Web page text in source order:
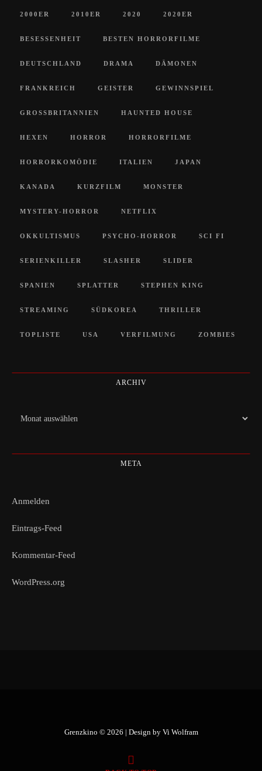
2000ER 2010ER 2020 2020ER
BESESSENHEIT BESTEN HORRORFILME
DEUTSCHLAND DRAMA DÄMONEN
FRANKREICH GEISTER GEWINNSPIEL
GROSSBRITANNIEN HAUNTED HOUSE
HEXEN HORROR HORRORFILME
HORRORKOMÖDIE ITALIEN JAPAN
KANADA KURZFILM MONSTER
MYSTERY-HORROR NETFLIX
OKKULTISMUS PSYCHO-HORROR SCI FI
SERIENKILLER SLASHER SLIDER
SPANIEN SPLATTER STEPHEN KING
STREAMING SÜDKOREA THRILLER
TOPLISTE USA VERFILMUNG ZOMBIES
ARCHIV
Archiv
META
Anmelden
Eintrags-Feed
Kommentar-Feed
WordPress.org
Grenzkino © 2026 | Design by Vi Wolfram